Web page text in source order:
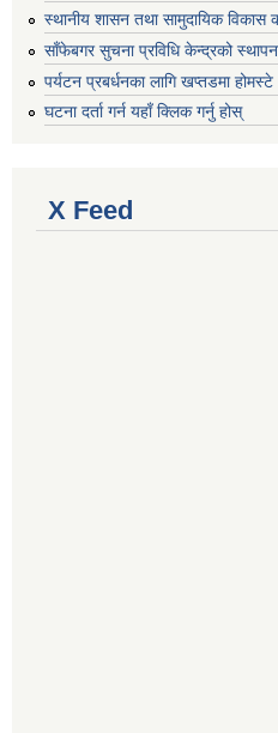
स्थानीय शासन तथा सामुदायिक विकास
साँफेबगर सुचना प्रविधि केन्द्रको
पर्यटन प्रबर्धनका लागि खप्तडमा होमस्टे
घटना दर्ता गर्न यहाँ क्लिक गर्नु होस्
X Feed